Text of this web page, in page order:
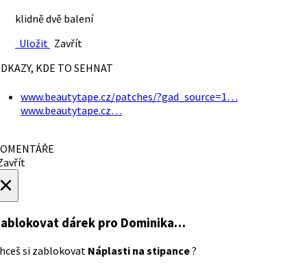
klidně dvě balení
Uložit Zavřít
KDE TO SEHNAT
www.beautytape.cz/patches/?gad_source=1…
www.beautytape.cz…
dárek pro Dominika…
si zablokovat Náplasti na stipance?